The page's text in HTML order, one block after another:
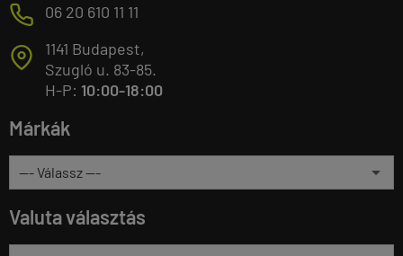
M 06 20 610 11 11
T
1141 Budapest,
Szugló u. 83-85.
H-P: 10:00-18:00
Márkák
Valuta választás